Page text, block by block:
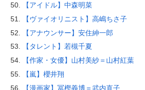
【アイドル】中森明菜
【ヴァイオリニスト】高嶋ちさ子
【アナウンサー】安住紳一郎
【タレント】若槻千夏
【作家・女優】山村美紗＝山村紅葉
【嵐】櫻井翔
【漫画家】冨樫義博＝武内直子